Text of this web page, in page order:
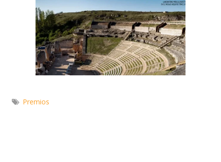
Premios